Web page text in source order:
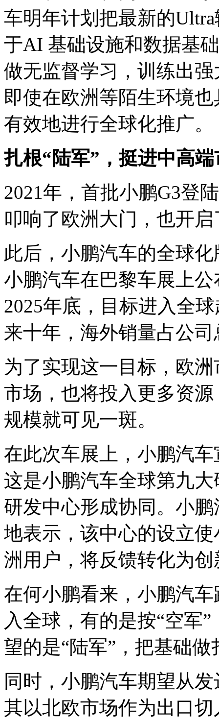
车明年计划把最新的
于AI 基础设施和数据基
做无监督学习，训练出
即使在欧洲等陌生环境
有效地进行全球化推广。
扎根“陆军”，挺进中高
2021年，首批小鹏G3登
叩响了欧洲大门，也开
此后，小鹏汽车的全球
小鹏汽车在巴黎车展上
2025年底，目标进入全
来十年，海外销量占公
为了实现这一目标，欧
市场，也将投入更多资
规模就可见一斑。
在此次车展上，小鹏汽
这是小鹏汽车全球第九
研发中心形成协同。小
地表示，该中心的设立
洲用户，将反馈转化为
在何小鹏看来，小鹏汽
入全球，有的是按“空军
望的是“陆军”，把基础做
同时，小鹏汽车期望从
其以北欧市场作为出口